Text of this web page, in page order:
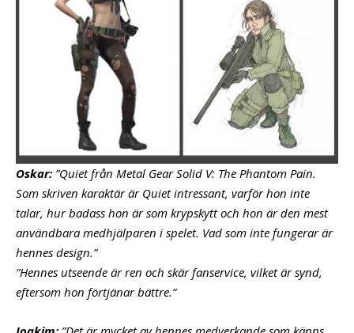
Oskar: ”Quiet från Metal Gear Solid V: The Phantom Pain.
Som skriven karaktär är Quiet intressant, varför hon inte
talar, hur badass hon är som krypskytt och hon är den mest
användbara medhjälparen i spelet. Vad som inte fungerar är
hennes design.”
”Hennes utseende är ren och skär fanservice, vilket är synd,
eftersom hon förtjänar bättre.”